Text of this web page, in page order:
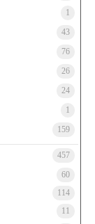
1
43
76
26
24
1
159
457
60
114
11